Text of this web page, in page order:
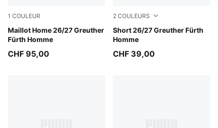
1 COULEUR
Maillot Home 26/27 Greuther
Fürth Homme
Sugared Almond-Alpine Snow
CHF 95,00
2 COULEURS
Short 26/27 Greuther Fürth
Homme
Power Green-Sugared
CHF 39,00